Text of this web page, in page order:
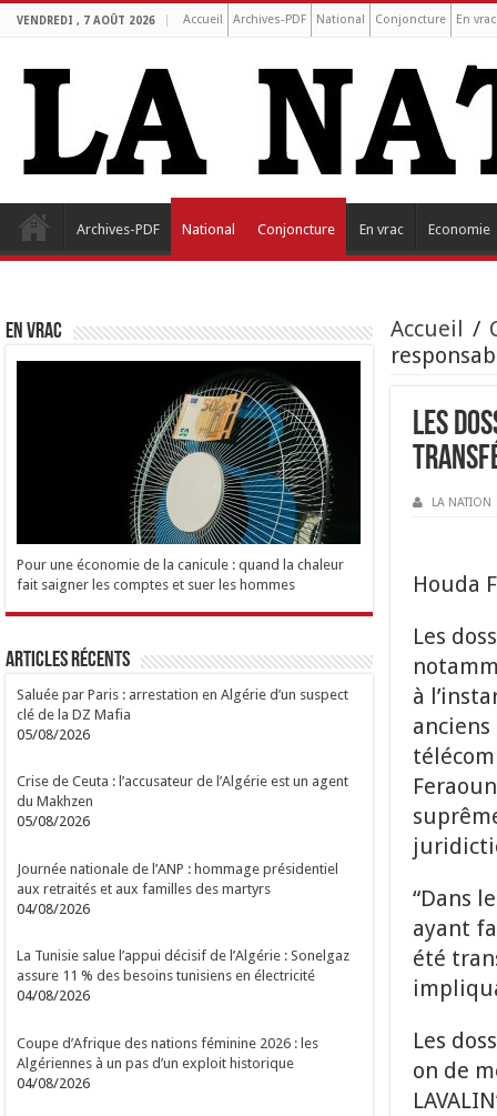
VENDREDI , 7 AOÛT 2026 Accueil Archives-PDF National Conjoncture En vrac
Archives-PDF National Conjoncture En vrac Economie
Accueil /
Les
LA NATION
Houda
Les
à
anciens
“Dans
ayant
été
Les
on de
EN VRAC
Pour une économie de la canicule : quand la chaleur
fait saigner les comptes et suer les hommes
Articles Récents
Saluée par Paris : arrestation en Algérie d’un suspect
clé de la DZ Mafia
05/08/2026
Crise de Ceuta : l’accusateur de l’Algérie est un agent
du Makhzen
05/08/2026
Journée nationale de l’ANP : hommage présidentiel
aux retraités et aux familles des martyrs
04/08/2026
La Tunisie salue l’appui décisif de l’Algérie : Sonelgaz
assure 11 % des besoins tunisiens en électricité
04/08/2026
Coupe d’Afrique des nations féminine 2026 : les
Algériennes à un pas d’un exploit historique
04/08/2026